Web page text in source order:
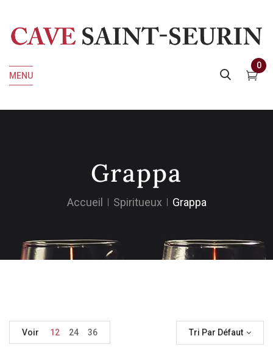
MENU
0
Grappa
Accueil Spiritueux Grappa
Tri Par Défaut
Voir 12 24 36